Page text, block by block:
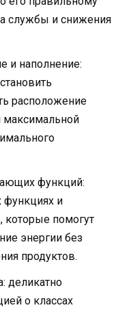
службы и снижения
и наполнение:
расположение
максимальной
функций:
и
которые помогут
энергии без
продуктов.
деликатно
о классах